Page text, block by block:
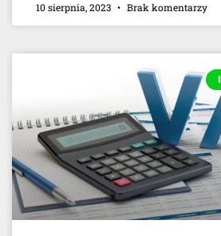
10 sierpnia, 2023 Brak komentarzy